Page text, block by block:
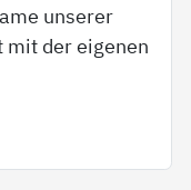
unserer
mit der eigenen